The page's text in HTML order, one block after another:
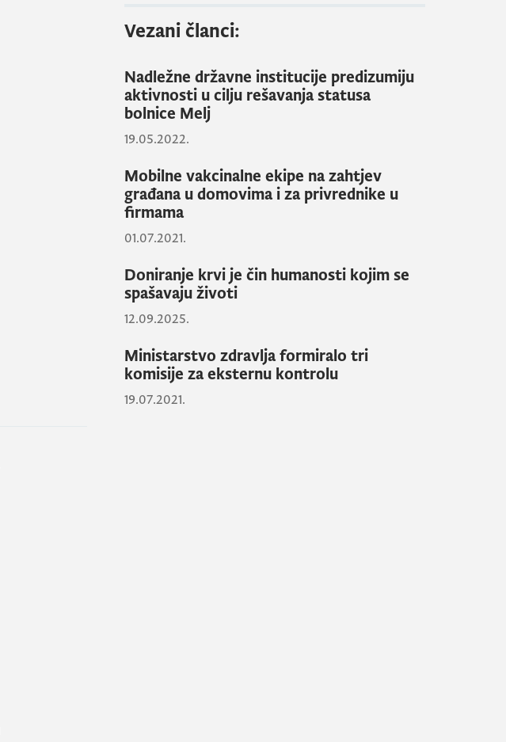
Vezani članci:
Nadležne državne institucije predizumiju
aktivnosti u cilju rešavanja statusa
bolnice Melj
19.05.2022.
Mobilne vakcinalne ekipe na zahtjev
građana u domovima i za privrednike u
firmama
01.07.2021.
Doniranje krvi je čin humanosti kojim se
spašavaju životi
12.09.2025.
Ministarstvo zdravlja formiralo tri
komisije za eksternu kontrolu
19.07.2021.